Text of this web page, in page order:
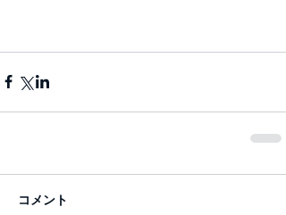
コメント